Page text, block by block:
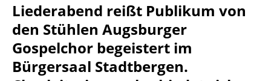
Liederabend reißt Publikum von
den Stühlen Augsburger
Gospelchor begeistert im
Bürgersaal Stadtbergen.